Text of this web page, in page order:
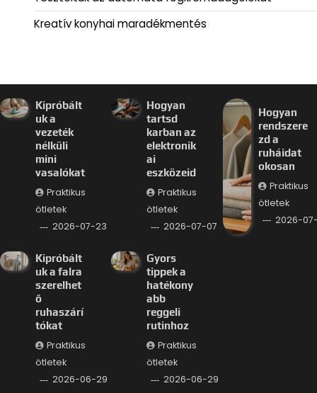
Kreatív konyhai maradékmentés
Kipróbált
uk a
vezeték
nélküli
mini
vasalókat
Praktikus
ötletek
2026-07-23
Hogyan
tartsd
karban az
elektronik
ai
eszközeid
Praktikus
ötletek
2026-07-07
Hogyan
rendszere
zd a
ruháidat
okosan
Praktikus
ötletek
2026-
Kipróbált
uk a falra
szerelhet
ő
ruhaszárí
tókat
Praktikus
ötletek
2026-06-29
Gyors
tippek a
hatékony
abb
reggeli
rutinhoz
Praktikus
ötletek
2026-06-29